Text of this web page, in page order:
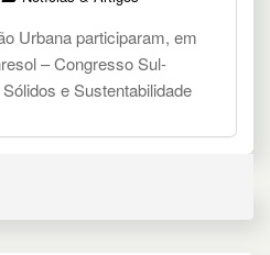
Urbana participaram, em
– Congresso Sul-
e Sustentabilidade